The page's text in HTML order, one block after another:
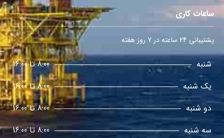
ساعات کاری
پشتیبانی 24 ساعته در 7 روز هفته
شنبه
8:00 تا 16:00
یک شنبه
8:00 تا 16:00
دو شنبه
8:00 تا 16:00
سه شنبه
8:00 تا 16:00